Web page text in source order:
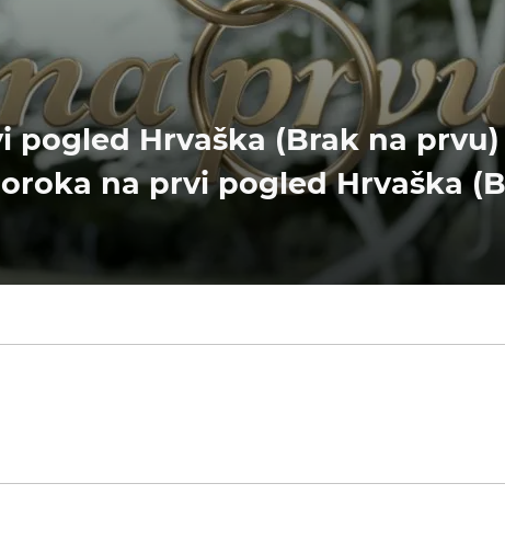
pogled Hrvaška (Brak na prvu)
na prvi pogled Hrvaška